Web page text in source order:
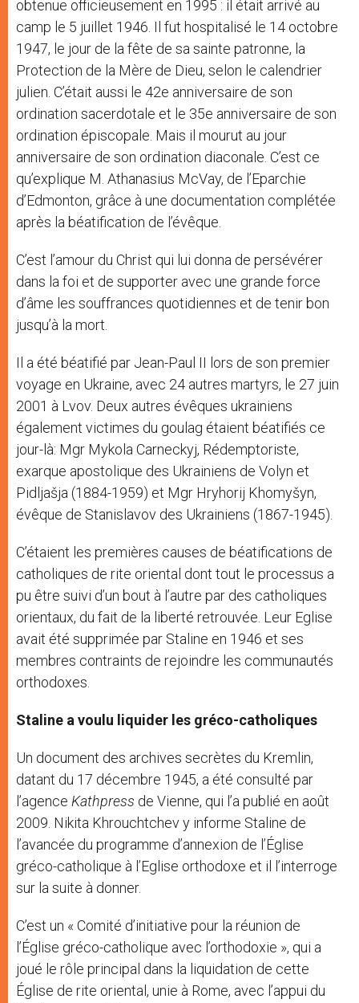
obtenue officieusement en 1995 : il était arrivé au
camp le 5 juillet 1946. Il fut hospitalisé le 14 octobre
1947, le jour de la fête de sa sainte patronne, la
Protection de la Mère de Dieu, selon le calendrier
julien. C’était aussi le 42e anniversaire de son
ordination sacerdotale et le 35e anniversaire de son
ordination épiscopale. Mais il mourut au jour
anniversaire de son ordination diaconale. C’est ce
qu’explique M. Athanasius McVay, de l’Eparchie
d’Edmonton, grâce à une documentation complétée
après la béatification de l’évêque.
C’est l’amour du Christ qui lui donna de persévérer
dans la foi et de supporter avec une grande force
d’âme les souffrances quotidiennes et de tenir bon
jusqu’à la mort.
Il a été béatifié par Jean-Paul II lors de son premier
voyage en Ukraine, avec 24 autres martyrs, le 27 juin
2001 à Lvov. Deux autres évêques ukrainiens
également victimes du goulag étaient béatifiés ce
jour-là: Mgr Mykola Carneckyj, Rédemptoriste,
exarque apostolique des Ukrainiens de Volyn et
Pidljašja (1884-1959) et Mgr Hryhorij Khomyšyn,
évêque de Stanislavov des Ukrainiens (1867-1945).
C’étaient les premières causes de béatifications de
catholiques de rite oriental dont tout le processus a
pu être suivi d’un bout à l’autre par des catholiques
orientaux, du fait de la liberté retrouvée. Leur Eglise
avait été supprimée par Staline en 1946 et ses
membres contraints de rejoindre les communautés
orthodoxes.
Staline a voulu liquider les gréco-catholiques
Un document des archives secrètes du Kremlin,
datant du 17 décembre 1945, a été consulté par
l’agence Kathpress de Vienne, qui l’a publié en août
2009. Nikita Khrouchtchev y informe Staline de
l’avancée du programme d’annexion de l’Église
gréco-catholique à l’Eglise orthodoxe et il l’interroge
sur la suite à donner.
C’est un « Comité d’initiative pour la réunion de
l’Église gréco-catholique avec l’orthodoxie », qui a
joué le rôle principal dans la liquidation de cette
Église de rite oriental, unie à Rome, avec l’appui du